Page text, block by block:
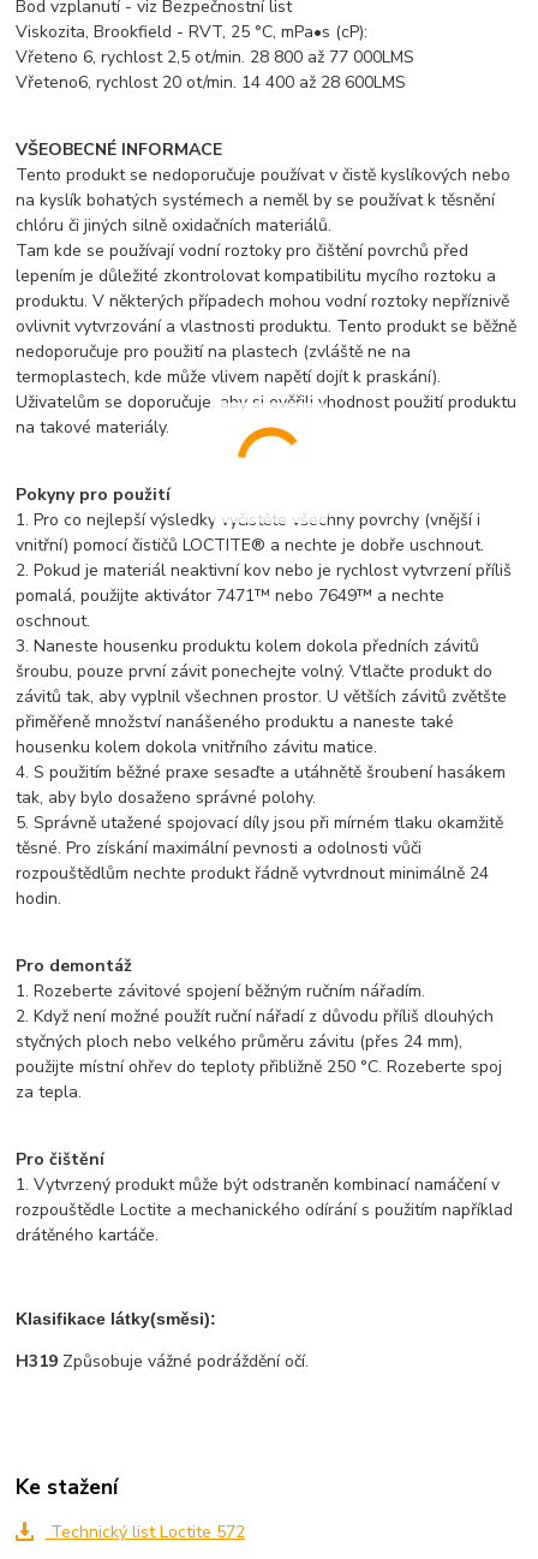
Bod vzplanutí - viz Bezpečnostní list
Viskozita, Brookfield - RVT, 25 °C, mPa•s (cP):
Vřeteno 6, rychlost 2,5 ot/min. 28 800 až 77 000LMS
Vřeteno6, rychlost 20 ot/min. 14 400 až 28 600LMS
VŠEOBECNÉ INFORMACE
Tento produkt se nedoporučuje používat v čistě kyslíkových nebo
na kyslík bohatých systémech a neměl by se používat k těsnění
chlóru či jiných silně oxidačních materiálů.
Tam kde se používají vodní roztoky pro čištění povrchů před
lepením je důležité zkontrolovat kompatibilitu mycího roztoku a
produktu. V některých případech mohou vodní roztoky nepříznivě
ovlivnit vytvrzování a vlastnosti produktu. Tento produkt se běžně
nedoporučuje pro použití na plastech (zvláště ne na
termoplastech, kde může vlivem napětí dojít k praskání).
Uživatelům se doporučuje, aby si ověřili vhodnost použití produktu
na takové materiály.
Pokyny pro použití
1. Pro co nejlepší výsledky vyčistěte všechny povrchy (vnější i
vnitřní) pomocí čističů LOCTITE® a nechte je dobře uschnout.
2. Pokud je materiál neaktivní kov nebo je rychlost vytvrzení příliš
pomalá, použijte aktivátor 7471™ nebo 7649™ a nechte
oschnout.
3. Naneste housenku produktu kolem dokola předních závitů
šroubu, pouze první závit ponechejte volný. Vtlačte produkt do
závitů tak, aby vyplnil všechnen prostor. U větších závitů zvětšte
přiměřeně množství nanášeného produktu a naneste také
housenku kolem dokola vnitřního závitu matice.
4. S použitím běžné praxe sesaďte a utáhnětě šroubení hasákem
tak, aby bylo dosaženo správné polohy.
5. Správně utažené spojovací díly jsou při mírném tlaku okamžitě
těsné. Pro získání maximální pevnosti a odolnosti vůči
rozpouštědlům nechte produkt řádně vytvrdnout minimálně 24
hodin.
Pro demontáž
1. Rozeberte závitové spojení běžným ručním nářadím.
2. Když není možné použít ruční nářadí z důvodu příliš dlouhých
styčných ploch nebo velkého průměru závitu (přes 24 mm),
použijte místní ohřev do teploty přibližně 250 °C. Rozeberte spoj
za tepla.
Pro čištění
1. Vytvrzený produkt může být odstraněn kombinací namáčení v
rozpouštědle Loctite a mechanického odírání s použitím například
drátěného kartáče.
Klasifikace látky(směsi):
H319 Způsobuje vážné podráždění očí.
Ke stažení
Technický list Loctite 572